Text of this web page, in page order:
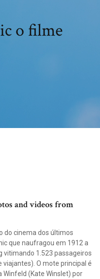
o filme
and videos from
do cinema dos últimos
que naufragou em 1912 a
vitimando 1.523 passageiros
O mote principal é
Winfeld (Kate Winslet) por